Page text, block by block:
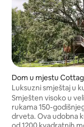
Dom u mjestu
ve
Luksuzni smještaj u
Smješten visoko u
rukama 150-
drveta. Ova udobna